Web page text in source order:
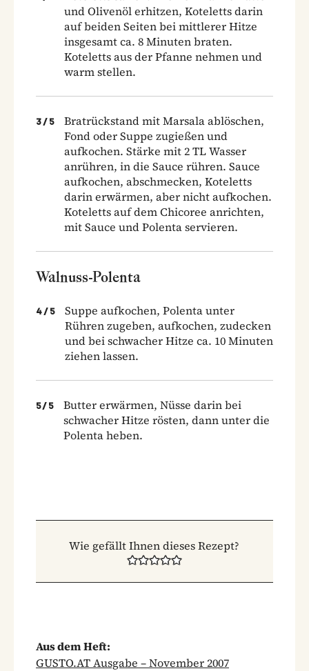
und Olivenöl erhitzen, Koteletts darin
auf beiden Seiten bei mittlerer Hitze
insgesamt ca. 8 Minuten braten.
Koteletts aus der Pfanne nehmen und
warm stellen.
3 / 5
Bratrückstand mit Marsala ablöschen,
Fond oder Suppe zugießen und
aufkochen. Stärke mit 2 TL Wasser
anrühren, in die Sauce rühren. Sauce
aufkochen, abschmecken, Koteletts
darin erwärmen, aber nicht aufkochen.
Koteletts auf dem Chicoree anrichten,
mit Sauce und Polenta servieren.
Walnuss-Polenta
4 / 5
Suppe aufkochen, Polenta unter
Rühren zugeben, aufkochen, zudecken
und bei schwacher Hitze ca. 10 Minuten
ziehen lassen.
5/ 5
Butter erwärmen, Nüsse darin bei
schwacher Hitze rösten, dann unter die
Polenta heben.
Wie gefällt Ihnen dieses Rezept?
Aus dem Heft:
GUSTO.AT Ausgabe – November 2007